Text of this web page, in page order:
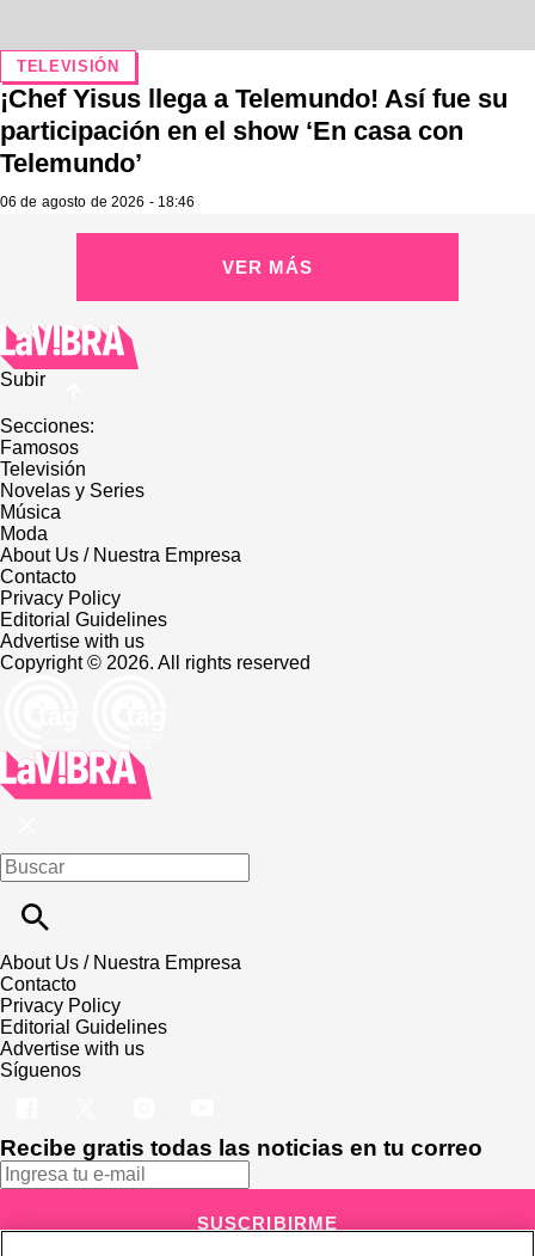
TELEVISIÓN
¡Chef Yisus llega a Telemundo! Así fue su
participación en el show ‘En casa con
Telemundo’
06 de agosto de 2026 - 18:46
VER MÁS
Subir
Secciones:
Famosos
Televisión
Novelas y Series
Música
Moda
About Us / Nuestra Empresa
Contacto
Privacy Policy
Editorial Guidelines
Advertise with us
Copyright © 2026. All rights reserved
About Us / Nuestra Empresa
Contacto
Privacy Policy
Editorial Guidelines
Advertise with us
Síguenos
Recibe gratis todas las noticias en tu correo
SUSCRIBIRME